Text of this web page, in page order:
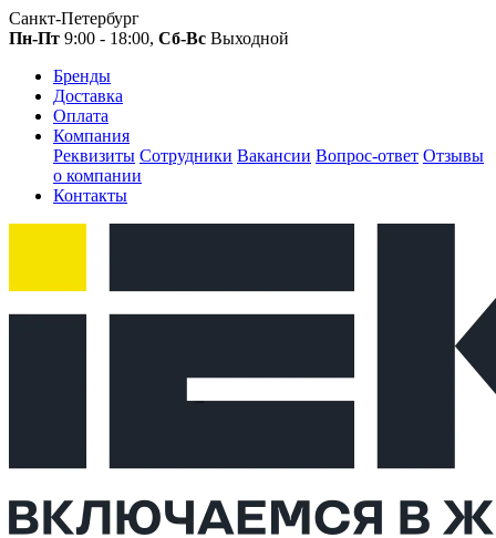
Санкт-Петербург
Пн-Пт 9:00 - 18:00, Сб-Вс Выходной
Бренды
Доставка
Оплата
Компания
Реквизиты Сотрудники Вакансии Вопрос-ответ Отзывы
о компании
Контакты